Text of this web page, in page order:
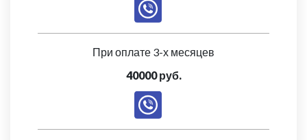
При оплате 3-х месяцев
40000 руб.